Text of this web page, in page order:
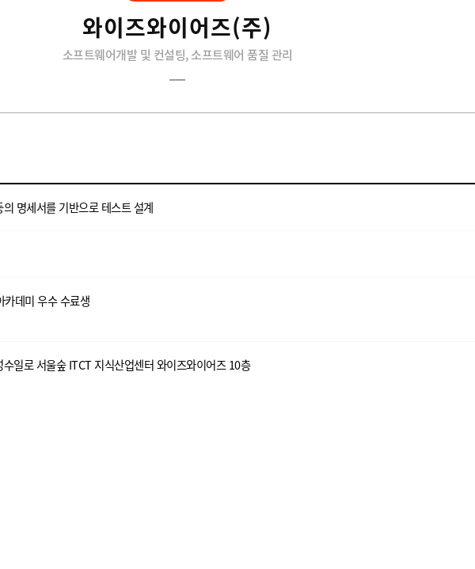
와이즈와이어즈(주)
소프트웨어개발 및 컨설팅, 소프트웨어 품질 관리
명세서를 기반으로 테스트 설계
데미 우수 수료생
일로 서울숲 ITCT 지식산업센터 와이즈와이어즈 10층